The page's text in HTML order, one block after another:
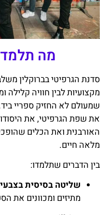
מה
סדנת הגרפיטי בברוקלין
מקצועיות לבין חוויה
שמעולם לא החזיק ספריי
את שפת הגרפיטי, את
האורבנית ואת הכלים
מלאה חיים.
בין הדברים שתלמדו:
שליטה בסיסית
מתיזים ומכוונים את